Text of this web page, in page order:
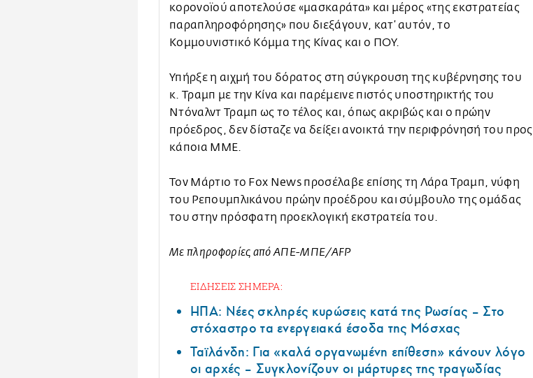
κορονοϊού αποτελούσε «μασκαράτα» και μέρος «της εκστρατείας
παραπληροφόρησης» που διεξάγουν, κατ’ αυτόν, το
Κομμουνιστικό Κόμμα της Κίνας και ο ΠΟΥ.
Υπήρξε η αιχμή του δόρατος στη σύγκρουση της κυβέρνησης του
κ. Τραμπ με την Κίνα και παρέμεινε πιστός υποστηρικτής του
Ντόναλντ Τραμπ ως το τέλος και, όπως ακριβώς και ο πρώην
πρόεδρος, δεν δίσταζε να δείξει ανοικτά την περιφρόνησή του προς
κάποια ΜΜΕ.
Τον Μάρτιο το Fox News προσέλαβε επίσης τη Λάρα Τραμπ, νύφη
του Ρεπουμπλικάνου πρώην προέδρου και σύμβουλο της ομάδας
του στην πρόσφατη προεκλογική εκστρατεία του.
Με πληροφορίες από ΑΠΕ-ΜΠΕ/AFP
ΕΙΔΗΣΕΙΣ ΣΗΜΕΡΑ:
ΗΠΑ: Nέες σκληρές κυρώσεις κατά της Ρωσίας – Στο
στόχαστρο τα ενεργειακά έσοδα της Μόσχας
Ταϊλάνδη: Για «καλά οργανωμένη επίθεση» κάνουν λόγο
οι αρχές – Συγκλονίζουν οι μάρτυρες της τραγωδίας